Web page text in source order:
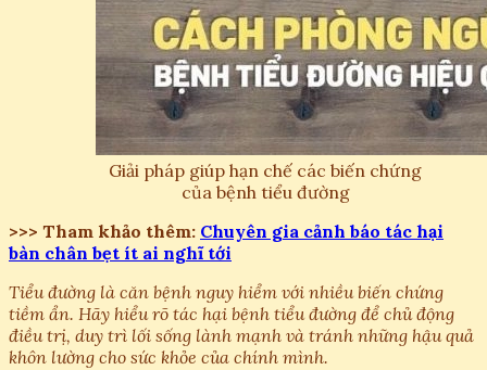
Giải pháp giúp hạn chế các biến chứng
của bệnh tiểu đường
>>> Tham khảo thêm: Chuyên gia cảnh báo tác hại
bàn chân bẹt ít ai nghĩ tới
Tiểu đường là căn bệnh nguy hiểm với nhiều biến chứng
tiềm ẩn. Hãy hiểu rõ tác hại bệnh tiểu đường để chủ động
điều trị, duy trì lối sống lành mạnh và tránh những hậu quả
khôn lường cho sức khỏe của chính mình.